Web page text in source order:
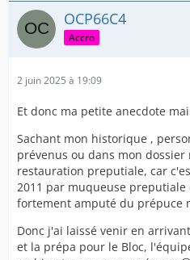
OCP66C4
Accro
2 juin 2025 à 19:09
Et donc ma petite anecdote
Sachant mon historique ,
prévenus ou dans mon
restauration preputiale, car
2011 par muqueuse
fortement amputé du prépuce
Donc j'ai laissé venir en
et la prépa pour le Bloc,